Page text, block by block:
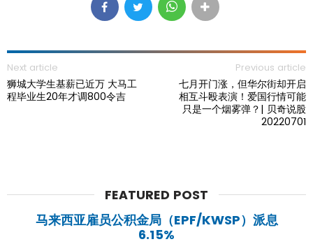
Next article
狮城大学生基薪已近万 大马工
程毕业生20年才调800令吉
Previous article
七月开门涨，但华尔街却开启
相互斗殴表演！爱国行情可能
只是一个烟雾弹？| 贝奇说股
20220701
FEATURED POST
马来西亚雇员公积金局（EPF/KWSP）派息
6.15%